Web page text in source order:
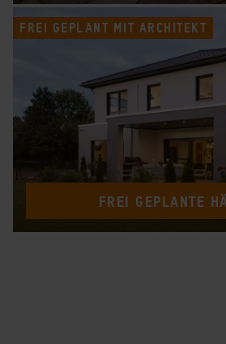
FREI GEPLANT MIT ARCHITEKT
FREI GEPLANTE